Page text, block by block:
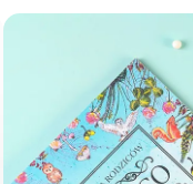
CIAŁO, WŁOSY
☆(0)
SYLVECO dla
pielęgnacji
oliwkę do ciała